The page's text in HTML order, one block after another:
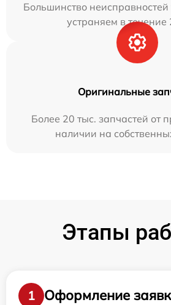
Большинство
устраняем в течение
Оригинальные
Более 20 тыс. запчастей от
наличии на
Этапы
1
Оформление